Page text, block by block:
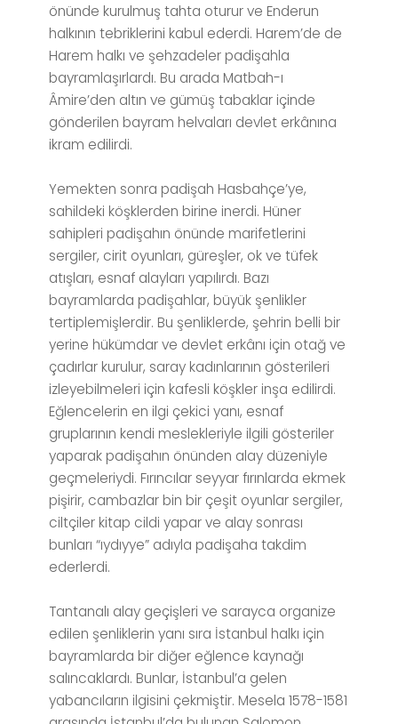
önünde kurulmuş tahta oturur ve Enderun
halkının tebriklerini kabul ederdi. Harem’de de
Harem halkı ve şehzadeler padişahla
bayramlaşırlardı. Bu arada Matbah-ı
Âmire’den altın ve gümüş tabaklar içinde
gönderilen bayram helvaları devlet erkânına
ikram edilirdi.
Yemekten sonra padişah Hasbahçe’ye,
sahildeki köşklerden birine inerdi. Hüner
sahipleri padişahın önünde marifetlerini
sergiler, cirit oyunları, güreşler, ok ve tüfek
atışları, esnaf alayları yapılırdı. Bazı
bayramlarda padişahlar, büyük şenlikler
tertiplemişlerdir. Bu şenliklerde, şehrin belli bir
yerine hükümdar ve devlet erkânı için otağ ve
çadırlar kurulur, saray kadınlarının gösterileri
izleyebilmeleri için kafesli köşkler inşa edilirdi.
Eğlencelerin en ilgi çekici yanı, esnaf
gruplarının kendi meslekleriyle ilgili gösteriler
yaparak padişahın önünden alay düzeniyle
geçmeleriydi. Fırıncılar seyyar fırınlarda ekmek
pişirir, cambazlar bin bir çeşit oyunlar sergiler,
ciltçiler kitap cildi yapar ve alay sonrası
bunları “ıydıyye” adıyla padişaha takdim
ederlerdi.
Tantanalı alay geçişleri ve sarayca organize
edilen şenliklerin yanı sıra İstanbul halkı için
bayramlarda bir diğer eğlence kaynağı
salıncaklardı. Bunlar, İstanbul’a gelen
yabancıların ilgisini çekmiştir. Mesela 1578-1581